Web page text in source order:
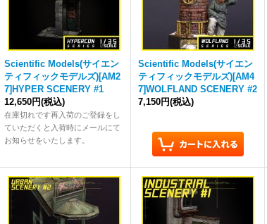
Scientific Models(サイエン
ティフィックモデルズ)[AM2
7]HYPER SCENERY #1
12,650円(税込)
在庫切れです再入荷のご登録をし
ていただくと入荷時にメールにて
お知らせをいたします。
Scientific Models(サイエン
ティフィックモデルズ)[AM4
7]WOLFLAND SCENERY #2
7,150円(税込)